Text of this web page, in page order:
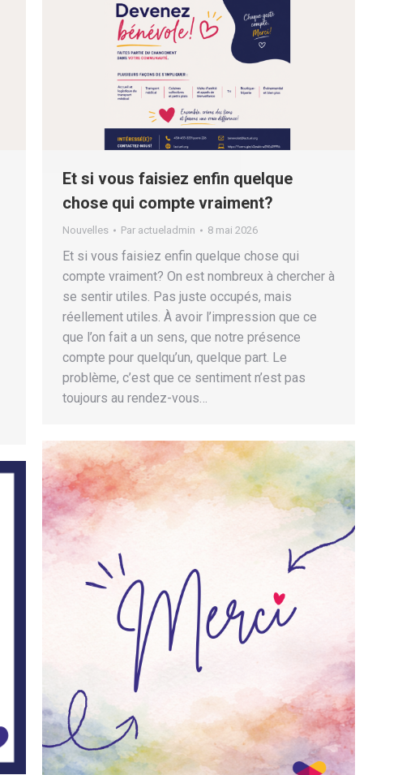
Et si vous faisiez enfin quelque
chose qui compte vraiment?
Nouvelles Par actueladmin 8 mai 2026
Et si vous faisiez enfin quelque chose qui
compte vraiment? On est nombreux à chercher à
se sentir utiles. Pas juste occupés, mais
réellement utiles. À avoir l’impression que ce
que l’on fait a un sens, que notre présence
compte pour quelqu’un, quelque part. Le
problème, c’est que ce sentiment n’est pas
toujours au rendez-vous…